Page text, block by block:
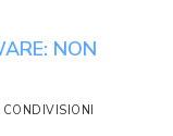
NON
CONDIVISIONI